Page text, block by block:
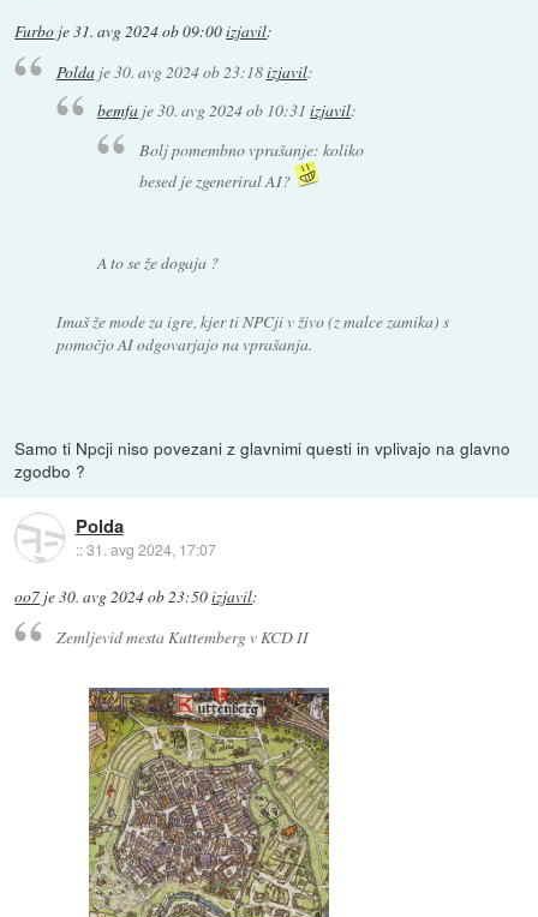
Furbo je31. avg 2024 ob 09:00izjavil:
Poldaje30. avg 2024 ob 23:18izjavil:
bemfa je30. avg 2024 ob 10:31 izjavil:
Bolj pomembno vprašanje: koliko
besed je zgeneriral AI?
A to se že dogaja ?
Imaš že mode za igre, kjer ti NPCji v živo (z malce zamika) s
pomočjo AI odgovarjajo na vprašanja.
Samo ti Npcji niso povezani z glavnimi questi in vplivajo na glavno
zgodbo ?
Polda
::31. avg 2024, 17:07
oo7 je30. avg 2024 ob 23:50izjavil:
Zemljevid mesta Kuttemberg v KCD II